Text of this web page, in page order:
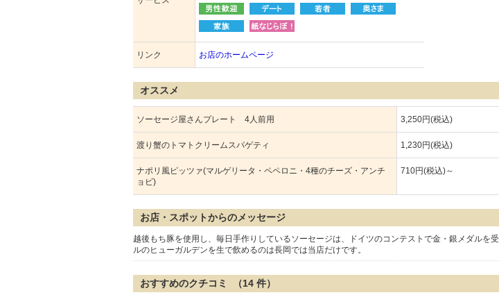
リンク お店のホームページ
オススメ
ソーセージ屋さんプレート 4人前用 3,250円(税込)
渡り蟹のトマトクリームスパゲティ 1,230円(税込)
ナポリ風ピッツァ(マルゲリータ・ペペロニ・4種のチーズ・アンチ
ョビ)
710円(税込)～
お店・スポットからのメッセージ
越後もち豚を使用し、毎日手作りしているソーセージは、ドイツのコンテストで金・銀メダルを
ルのヒューガルデンを生で飲めるのは長岡では当店だけです。
おすすめのクチコミ （14 件）